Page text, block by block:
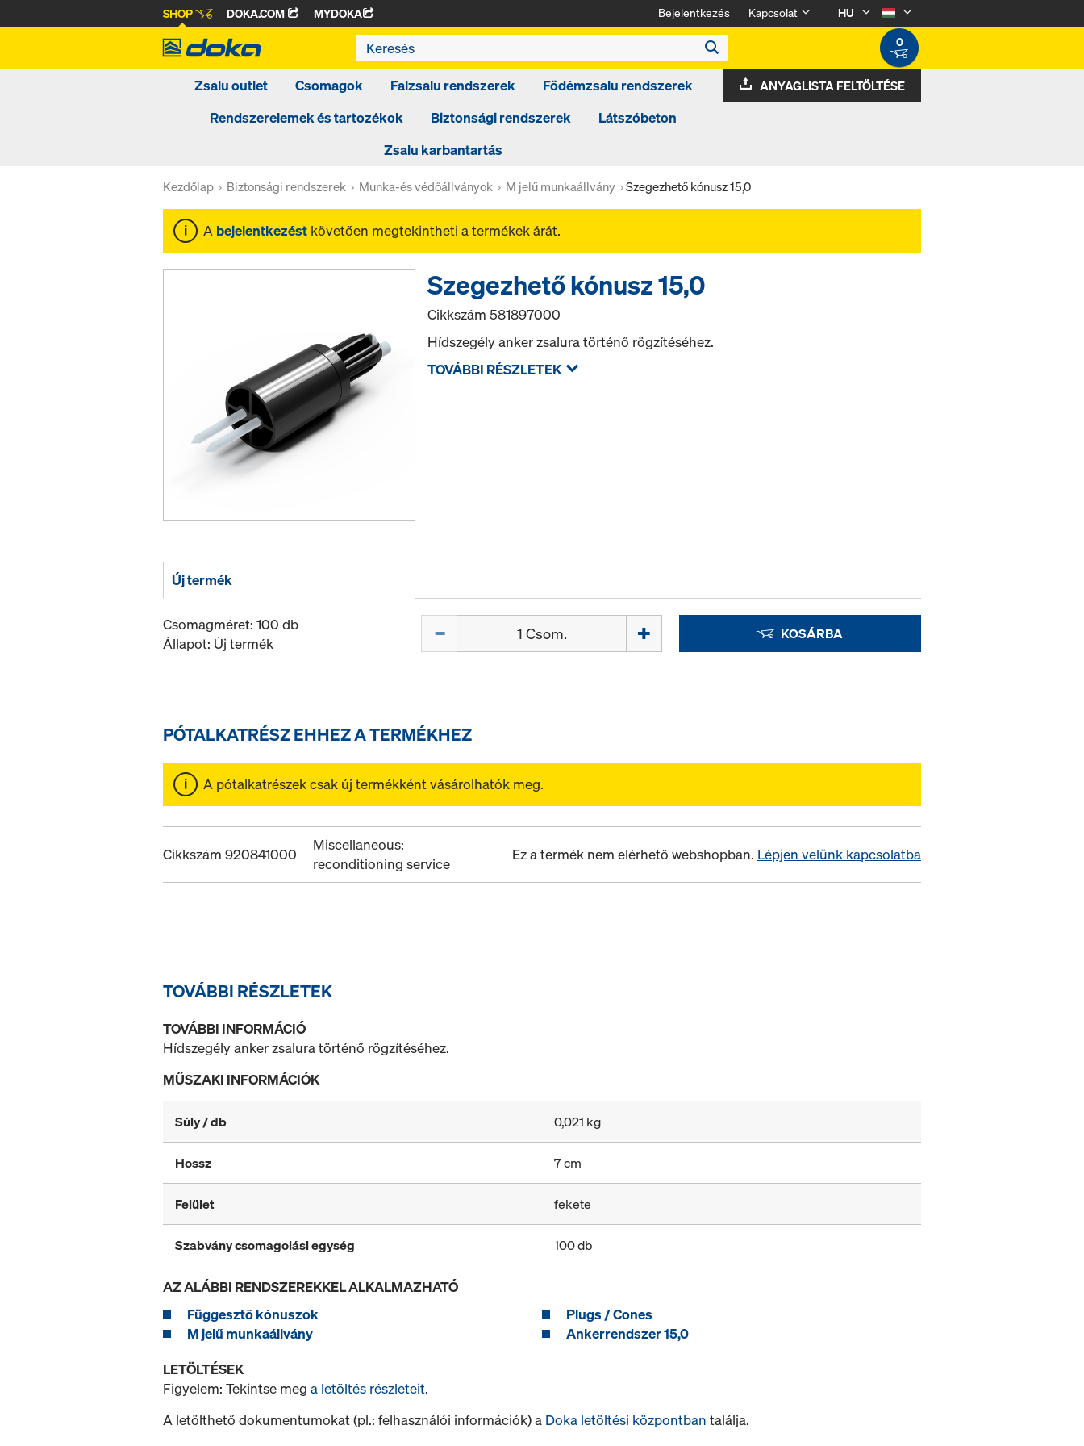
SHOP DOKA.COM MYDOKA Bejelentkezés Kapcsolat
HU
0
Zsalu outlet Csomagok Falzsalu rendszerek
Födémzsalu rendszerek
Rendszerelemek és tartozékok
Biztonsági rendszerek
Látszóbeton
Zsalu karbantartás
ANYAGLISTA FELTÖLTÉSE
Kezdőlap Biztonsági rendszerek Munka-és védőállványok M jelű munkaállvány Szegezhető kónusz 15,0
A bejelentkezést követően megtekintheti a termékek árát.
Szegezhető kónusz 15,0
Cikkszám581897000
Hídszegély anker zsalura történő rögzítéséhez.
TOVÁBBI RÉSZLETEK
Új termék
Csomagméret: 100 db
Állapot: Új termék
KOSÁRBA
PÓTALKATRÉSZ EHHEZ A TERMÉKHEZ
A pótalkatrészek csak új termékként vásárolhatók meg.
Cikkszám 920841000
Miscellaneous:
reconditioning service
Ez a termék nem elérhető webshopban. Lépjen velünk kapcsolatba
TOVÁBBI RÉSZLETEK
TOVÁBBI INFORMÁCIÓ
Hídszegély anker zsalura történő rögzítéséhez.
MŰSZAKI INFORMÁCIÓK
Súly / db 0,021 kg
Hossz 7 cm
Felület fekete
Szabvány csomagolási egység 100 db
AZ ALÁBBI RENDSZEREKKEL ALKALMAZHATÓ
Függesztő kónuszok
Plugs / Cones
M jelű munkaállvány
Ankerrendszer 15,0
LETÖLTÉSEK
Figyelem: Tekintse meg a letöltés részleteit.
A letölthető dokumentumokat (pl.: felhasználói információk) a Doka letöltési központban találja.